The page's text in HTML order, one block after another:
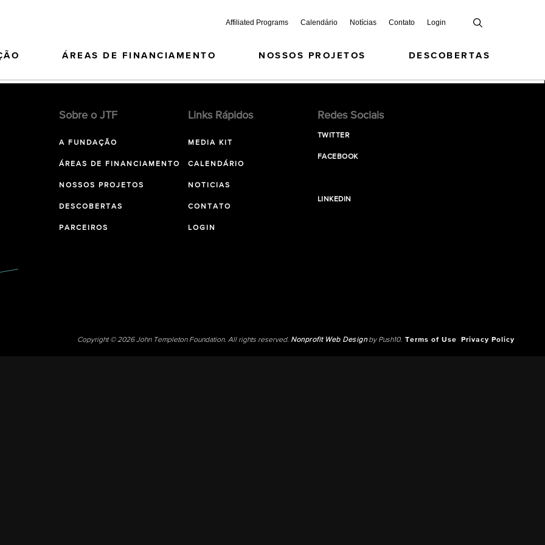
Affiliated Programs Calendário Notícias Contato Login
ÁREAS DE FINANCIAMENTO NOSSOS PROJETOS DESCOBERTAS
Sobre o JTF
A FUNDAÇÃO
ÁREAS DE FINANCIAMENTO
NOSSOS PROJETOS
DESCOBERTAS
PARCEIROS
Links Rápidos
MEDIA KIT
CALENDÁRIO
NOTICIAS
CONTATO
LOGIN
Redes Sociais
TWITTER
FACEBOOK
LINKEDIN
Copyright © 2026 John Templeton Foundation. All rights reserved. Nonprofit Web Designby Push10. Terms of Use Privacy Policy